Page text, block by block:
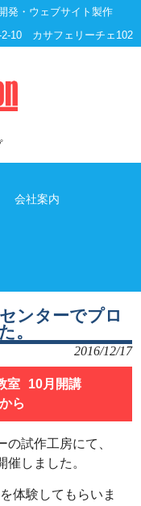
発・ウェブサイト製作
2-10 カサフェリーチェ102
会社案内
ンターでプロ
。
2016/12/17
室
10月開講
ら
試作工房にて、
しました。
体験してもらいま